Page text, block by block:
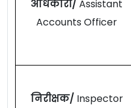
अधिकारी/ Assistant
Accounts Officer
निरीक्षक/ Inspector